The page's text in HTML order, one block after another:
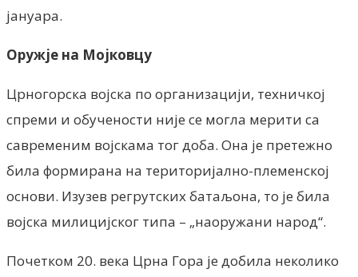
јануара.
Оружје на Мојковцу
Црногорска војска по организацији, техничкој
спреми и обучености није се могла мерити са
савременим војскама тог доба. Она је претежно
била формирана на територијално-племенској
основи. Изузев регрутских батаљона, то је била
војска милицијског типа – „наоружани народ“.
Почетком 20. века Црна Гора је добила неколико